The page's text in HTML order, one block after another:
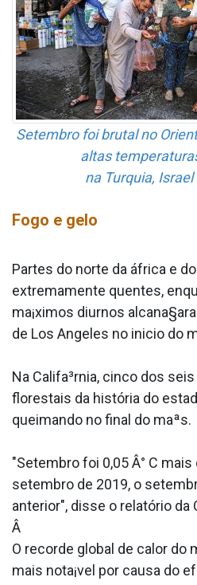
Setembro foi brutal no
altas
na Turquia,
Fogo e gelo
Partes do norte da áfrica e
extremamente quentes,
ma¡ximos diurnos
de Los Angeles no ini­cio do
Na Califa³rnia, cinco dos
florestais da história do
queimando no final do maªs.
"Setembro foi 0,05 Â° C
setembro de 2019, o
anterior", disse o relatório da
Â
O recorde global de calor do
mais nota¡vel por causa do